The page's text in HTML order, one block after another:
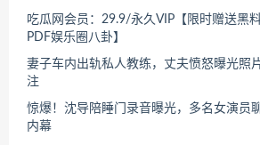
吃瓜网会员：29.9/永久VIP【限时赠送黑
PDF娱乐圈八卦】
妻子车内出轨私人教练，丈夫愤怒曝光照
注
惊爆！沈导陪睡门录音曝光，多名女演员
内幕